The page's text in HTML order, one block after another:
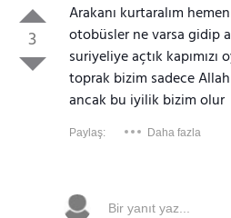
3
Arakanı kurtaralım
otobüsler ne varsa gidip
suriyeliye açtık kapımızı
toprak bizim sadece
ancak bu iyilik bizim olur
Paylaş: Daha fazla